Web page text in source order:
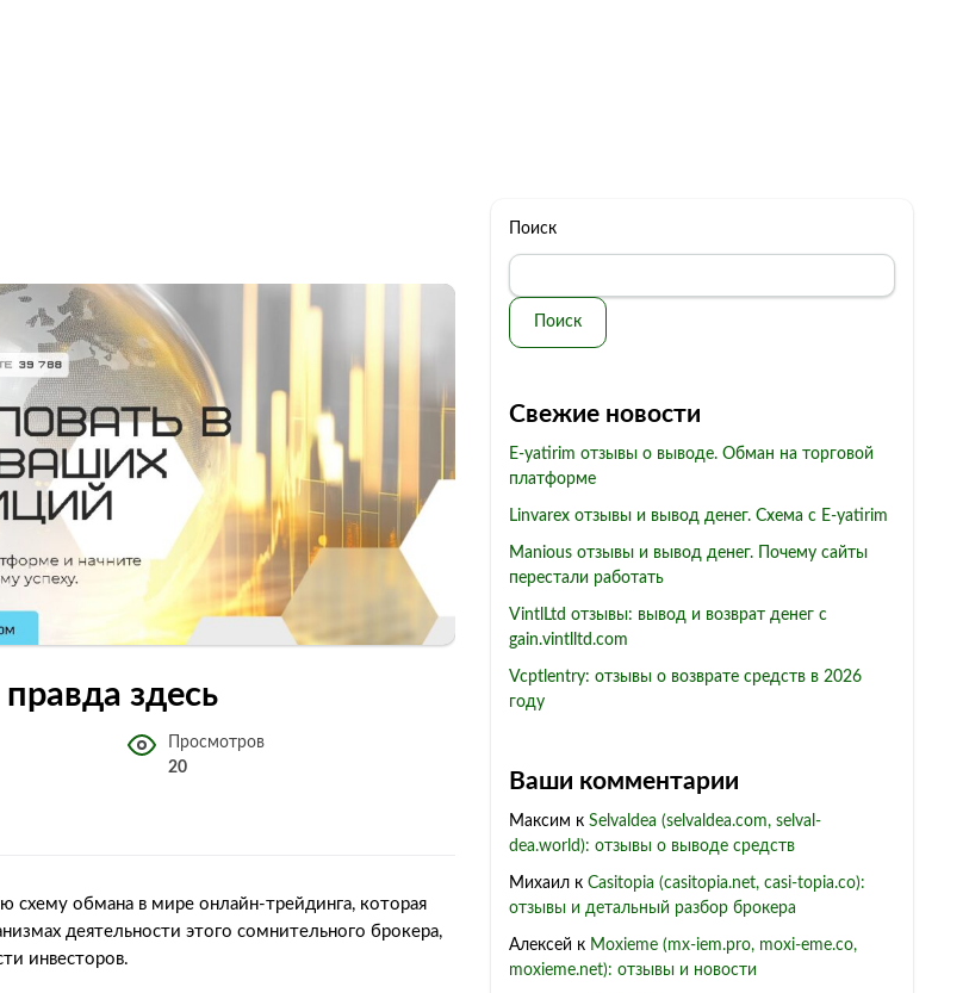
здесь
Просмотров
20
схему обмана в мире онлайн-трейдинга, которая
деятельности этого сомнительного брокера,
инвесторов.
Поиск
Поиск
Свежие новости
E-yatirim отзывы о выводе. Обман на торговой
платформе
Linvarex отзывы и вывод денег. Схема с E-yatirim
Manious отзывы и вывод денег. Почему сайты
перестали работать
VintlLtd отзывы: вывод и возврат денег с
gain.vintlltd.com
Vcptlentry: отзывы о возврате средств в 2026
году
Ваши комментарии
Максим к Selvaldea (selvaldea.com, selval-
dea.world): отзывы о выводе средств
Михаил к Casitopia (casitopia.net, casi-topia.co):
отзывы и детальный разбор брокера
Алексей к Moxieme (mx-iem.pro, moxi-eme.co,
moxieme.net): отзывы и новости